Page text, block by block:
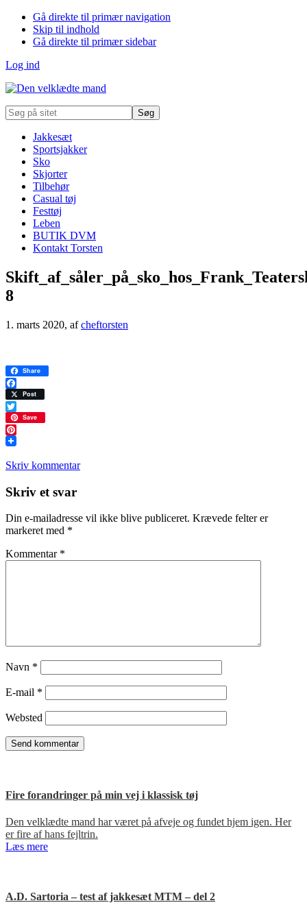
Gå direkte til primær navigation
Skip til indhold
Gå direkte til primær sidebar
Log ind
Søg
på
Jakkesæt
Sportsjakker
Sko
Skjorter
Tilbehør
Casual tøj
Festtøj
Leben
BUTIK DVM
Kontakt Torsten
8
1. marts 2020, afcheftorsten
Share
Facebook
Post
Twitter
Save
Pinterest
Skriv kommentar
Læserinteraktioner
Skriv et svar
Din e-mailadresse vil ikke blive publiceret. Krævede felter er
markeret med *
Kommentar *
Navn *
E-mail *
Websted
Fire forandringer på min vej i klassisk tøj
Den velklædte mand har været på afveje og fundet hjem igen. Her
er fire af hans fejltrin.
Læs mere
A.D. Sartoria – test af jakkesæt MTM – del 2